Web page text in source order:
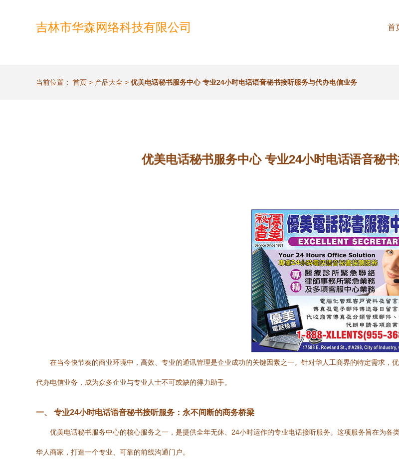
吉林市华森网络科技有限公司 首
当前位置： 首页 > 产品大全 > 优美电话秘书服务中心 专业24小时电话语音秘书接听服务与代办电信业务
优美电话秘书服务中心 专业24小时电话语音秘
在当今快节奏的商业环境中，高效、专业的通讯管理是企业成功的关键因素之一。针对华人工商界的特定需求，
代办电信业务，成为众多企业与专业人士不可或缺的得力助手。
一、 专业24小时电话语音秘书接听服务：永不间断的商务桥梁
优美电话秘书服务中心的核心服务之一，是提供全年无休、24小时运作的专业电话接听服务。这项服务旨在为
华人商家，打造一个专业、可靠的前线沟通门户。